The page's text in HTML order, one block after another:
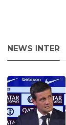
NEWS INTER